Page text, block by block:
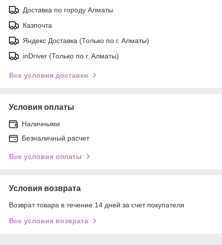
Доставка по городу Алматы
Казпочта
Яндекс Доставка (Только по г. Алматы)
inDriver (Только по г. Алматы)
Все условия доставки
Условия оплаты
Наличными
Безналичный расчет
Все условия оплаты
Условия возврата
Возврат товара в течение 14 дней за счет покупателя
Все условия возврата